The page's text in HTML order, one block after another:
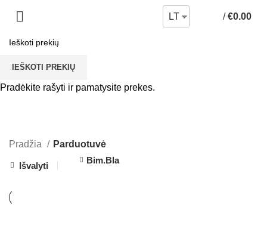
LT / €0.00
Parduotuvė
Pradžia Parduotuvė
Išvalyti
Bim.Bla
IEŠKOTI PREKIŲ
Pradėkite rašyti ir pamatysite prekes.